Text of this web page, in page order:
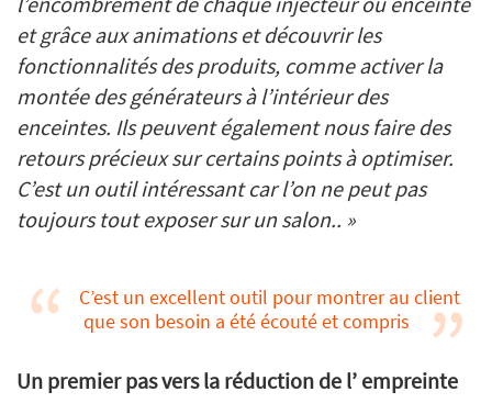
et grâce aux animations et découvrir les
fonctionnalités des produits, comme activer la
montée des générateurs à l’intérieur des
enceintes. Ils peuvent également nous faire des
retours précieux sur certains points à optimiser.
C’est un outil intéressant car l’on ne peut pas
toujours tout exposer sur un salon.. »
C’est un excellent outil pour montrer au client
que son besoin a été écouté et compris
Un premier pas vers la réduction de l’ empreinte